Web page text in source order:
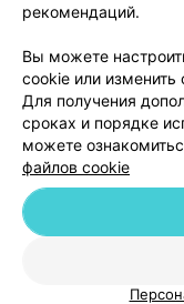
© 2026 ООО «Артокс
г. Минск,
рекомендаций.
Вы можете
cookie или изменить
Для получения
сроках и порядке
можете
файлов cookie